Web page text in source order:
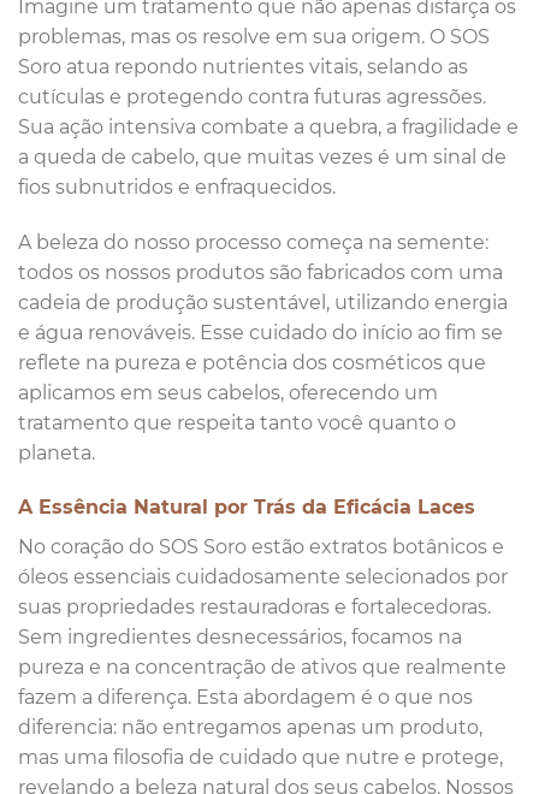
Imagine um tratamento que não apenas disfarça os
problemas, mas os resolve em sua origem. O SOS
Soro atua repondo nutrientes vitais, selando as
cutículas e protegendo contra futuras agressões.
Sua ação intensiva combate a quebra, a fragilidade e
a queda de cabelo, que muitas vezes é um sinal de
fios subnutridos e enfraquecidos.
A beleza do nosso processo começa na semente:
todos os nossos produtos são fabricados com uma
cadeia de produção sustentável, utilizando energia
e água renováveis. Esse cuidado do início ao fim se
reflete na pureza e potência dos cosméticos que
aplicamos em seus cabelos, oferecendo um
tratamento que respeita tanto você quanto o
planeta.
A Essência Natural por Trás da Eficácia Laces
No coração do SOS Soro estão extratos botânicos e
óleos essenciais cuidadosamente selecionados por
suas propriedades restauradoras e fortalecedoras.
Sem ingredientes desnecessários, focamos na
pureza e na concentração de ativos que realmente
fazem a diferença. Esta abordagem é o que nos
diferencia: não entregamos apenas um produto,
mas uma filosofia de cuidado que nutre e protege,
revelando a beleza natural dos seus cabelos. Nossos